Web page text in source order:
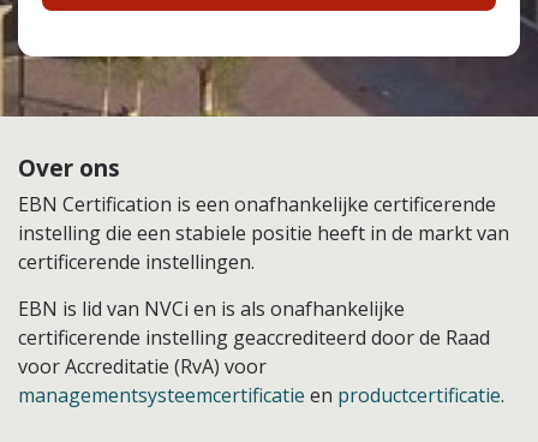
Over ons
EBN Certification is een onafhankelijke certificerende
instelling die een stabiele positie heeft in de markt van
certificerende instellingen.
EBN is lid van NVCi en is als onafhankelijke
certificerende instelling geaccrediteerd door de Raad
voor Accreditatie (RvA) voor
managementsysteemcertificatie en productcertificatie.